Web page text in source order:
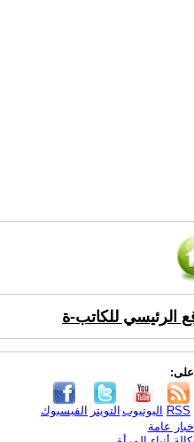
الرئيسي للكاتب-ة
على:
الفيسبوك التويتر اليوتيوب RSS
عامة